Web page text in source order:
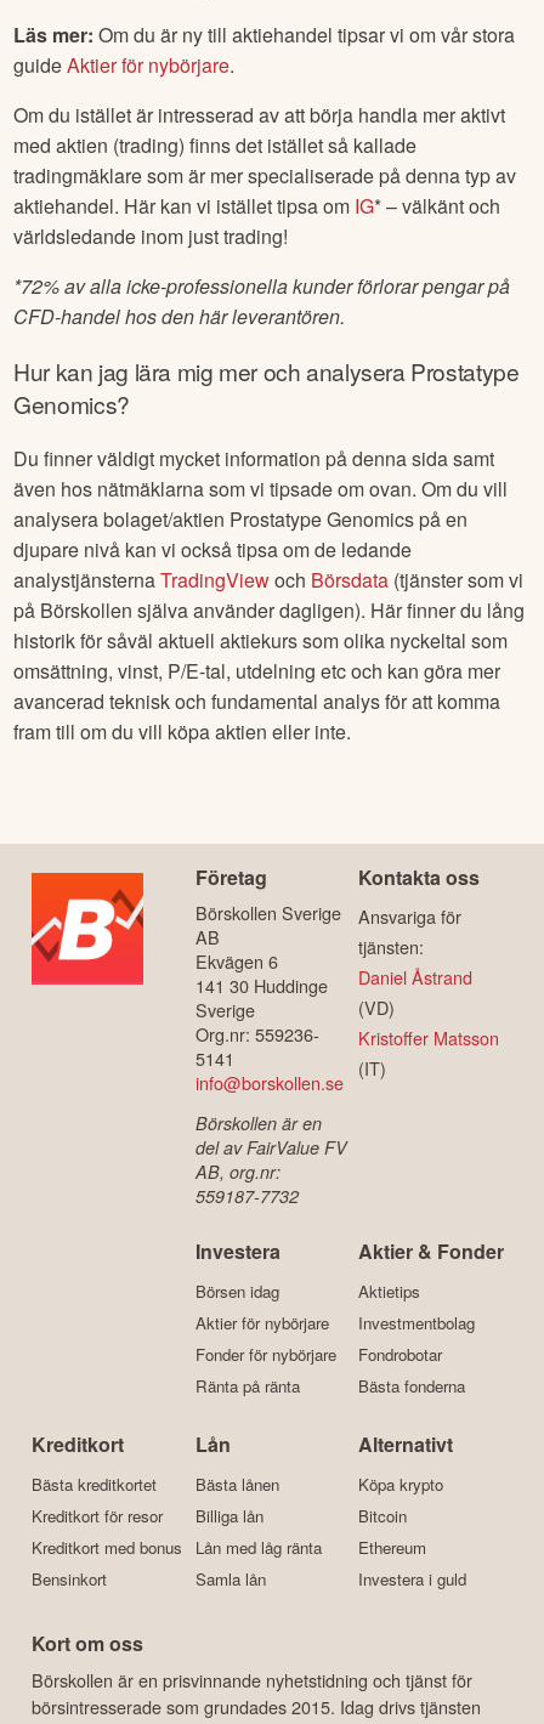
Läs mer: Om du är ny till aktiehandel tipsar vi om vår stora
guideAktier för nybörjare.
Om du istället är intresserad av att börja handla mer aktivt
med aktien (trading) finns det istället så kallade
tradingmäklare som är mer specialiserade på denna typ av
aktiehandel. Här kan vi istället tipsa om IG* – välkänt och
världsledande inom just trading!
*72% av alla icke-professionella kunder förlorar pengar på
CFD-handel hos den här leverantören.
Hur kan jag lära mig mer och analyseraProstatype
Genomics?
Du finner väldigt mycket information på denna sida samt
även hos nätmäklarna som vi tipsade om ovan. Om du vill
analysera bolaget/aktien Prostatype Genomics på en
djupare nivå kan vi också tipsa om de ledande
analystjänsternaTradingViewoch Börsdata (tjänster som vi
på Börskollen själva använder dagligen). Här finner du lång
historik för såväl aktuell aktiekurs som olika nyckeltal som
omsättning, vinst, P/E-tal, utdelning etc och kan göra mer
avancerad teknisk och fundamental analys för att komma
fram till om du vill köpa aktien eller inte.
Företag
Börskollen Sverige
AB
Ekvägen 6
141 30 Huddinge
Sverige
Org.nr: 559236-
5141
info@borskollen.se
Börskollen är en
del av FairValue FV
AB, org.nr:
559187-7732
Kontakta oss
Ansvariga för
tjänsten:
Daniel Åstrand
(VD)
Kristoffer Matsson
(IT)
Investera
Börsen idag
Aktier för nybörjare
Fonder för nybörjare
Ränta på ränta
Aktier & Fonder
Aktietips
Investmentbolag
Fondrobotar
Bästa fonderna
Kreditkort
Bästa kreditkortet
Kreditkort för resor
Kreditkort med bonus
Bensinkort
Lån
Bästa lånen
Billiga lån
Lån med låg ränta
Samla lån
Alternativt
Köpa krypto
Bitcoin
Ethereum
Investera i guld
Kort om oss
Börskollen är en prisvinnande nyhetstidning och tjänst för
börsintresserade som grundades 2015. Idag drivs tjänsten